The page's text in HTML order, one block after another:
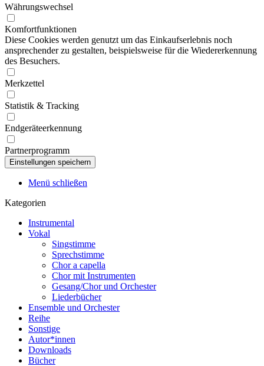
Währungswechsel
Komfortfunktionen
Diese Cookies werden genutzt um das Einkaufserlebnis noch
ansprechender zu gestalten, beispielsweise für die Wiedererkennung
des Besuchers.
Merkzettel
Statistik & Tracking
Endgeräteerkennung
Partnerprogramm
Menü schließen
Kategorien
Instrumental
Vokal
Singstimme
Sprechstimme
Chor a capella
Chor mit Instrumenten
Gesang/Chor und Orchester
Liederbücher
Ensemble und Orchester
Reihe
Sonstige
Autor*innen
Downloads
Bücher